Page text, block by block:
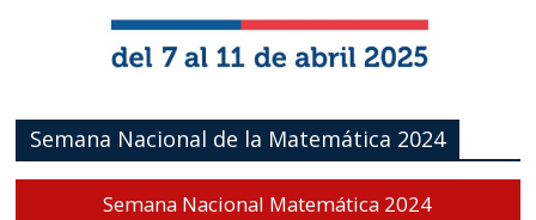
Semana Nacional de la Matemática 2024
Semana Nacional Matemática 2024